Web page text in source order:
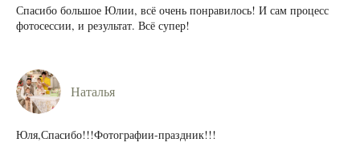
Спасибо большое Юлии, всё очень понравилось! И сам процесс
фотосессии, и результат. Всё супер!
Наталья
Юля,Спасибо!!!Фотографии-праздник!!!